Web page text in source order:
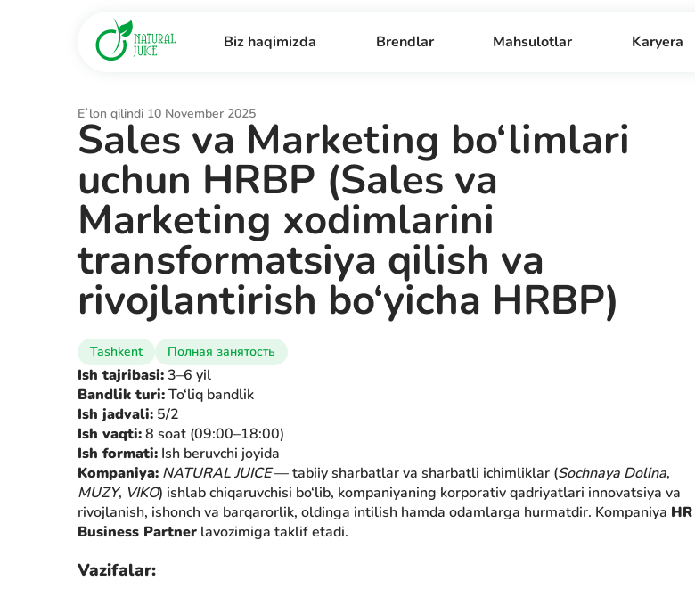
Biz haqimizda Brendlar Mahsulotlar Karyera
Eʼlon qilindi 10 November 2025
Sales va Marketing bo‘limlari
uchun HRBP (Sales va
Marketing xodimlarini
transformatsiya qilish va
rivojlantirish bo‘yicha HRBP)
Tashkent Полная занятость
Ish tajribasi:3–6 yil
Bandlik turi:To‘liq bandlik
Ish jadvali: 5/2
Ish vaqti:8 soat (09:00–18:00)
Ish formati: Ish beruvchi joyida
Kompaniya: NATURAL JUICE— tabiiy sharbatlar va sharbatli ichimliklar (Sochnaya Dolina,
MUZY, VIKO) ishlab chiqaruvchisi bo‘lib, kompaniyaning korporativ qadriyatlari innovatsiya va
rivojlanish, ishonch va barqarorlik, oldinga intilish hamda odamlarga hurmatdir. Kompaniya HR
Business Partner lavozimiga taklif etadi.
Vazifalar: